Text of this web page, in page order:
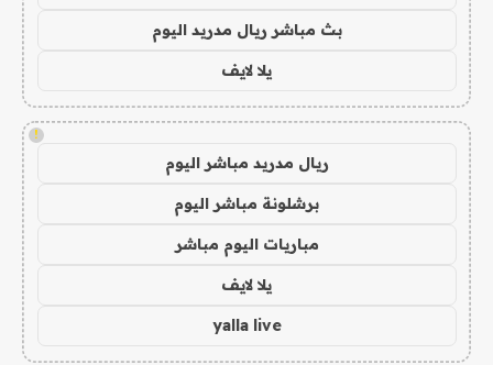
بث مباشر ريال مدريد اليوم
يلا لايف
!
ريال مدريد مباشر اليوم
برشلونة مباشر اليوم
مباريات اليوم مباشر
يلا لايف
yalla live